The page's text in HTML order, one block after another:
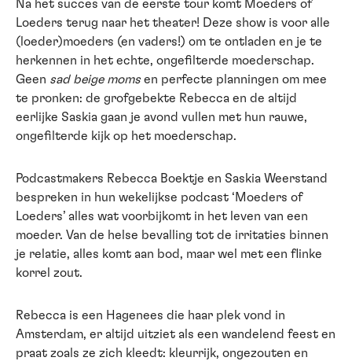
Na het succes van de eerste tour komt Moeders of
Loeders terug naar het theater! Deze show is voor alle
(loeder)moeders (en vaders!) om te ontladen en je te
herkennen in het echte, ongefilterde moederschap.
Geen sad beige momsen perfecte planningen om mee
te pronken: de grofgebekte Rebecca en de altijd
eerlijke Saskia gaan je avond vullen met hun rauwe,
ongefilterde kijk op het moederschap.
Podcastmakers Rebecca Boektje en Saskia Weerstand
bespreken in hun wekelijkse podcast ‘Moeders of
Loeders’ alles wat voorbijkomt in het leven van een
moeder. Van de helse bevalling tot de irritaties binnen
je relatie, alles komt aan bod, maar wel met een flinke
korrel zout.
Rebecca is een Hagenees die haar plek vond in
Amsterdam, er altijd uitziet als een wandelend feest en
praat zoals ze zich kleedt: kleurrijk, ongezouten en